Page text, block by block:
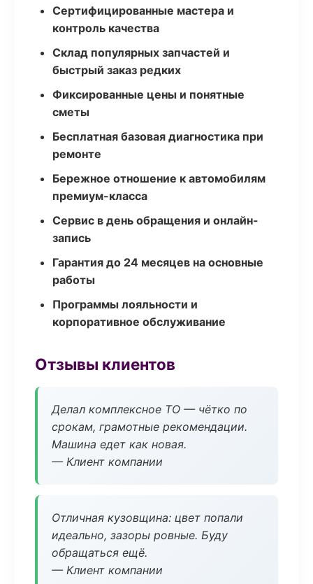
Сертифицированные мастера и
контроль качества
Склад популярных запчастей и
быстрый заказ редких
Фиксированные цены и понятные
сметы
Бесплатная базовая диагностика при
ремонте
Бережное отношение к автомобилям
премиум-класса
Сервис в день обращения и онлайн-
запись
Гарантия до 24 месяцев на основные
работы
Программы лояльности и
корпоративное обслуживание
Отзывы клиентов
Делал комплексное ТО — чётко по
срокам, грамотные рекомендации.
Машина едет как новая.
— Клиент компании
Отличная кузовщина: цвет попали
идеально, зазоры ровные. Буду
обращаться ещё.
— Клиент компании